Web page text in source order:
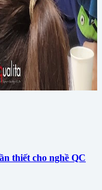
thiết cho nghề QC